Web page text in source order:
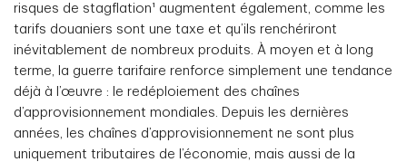
risques de stagflation¹ augmentent également, comme les
tarifs douaniers sont une taxe et qu’ils renchériront
inévitablement de nombreux produits. À moyen et à long
terme, la guerre tarifaire renforce simplement une tendance
déjà à l’œuvre : le redéploiement des chaînes
d’approvisionnement mondiales. Depuis les dernières
années, les chaînes d’approvisionnement ne sont plus
uniquement tributaires de l’économie, mais aussi de la